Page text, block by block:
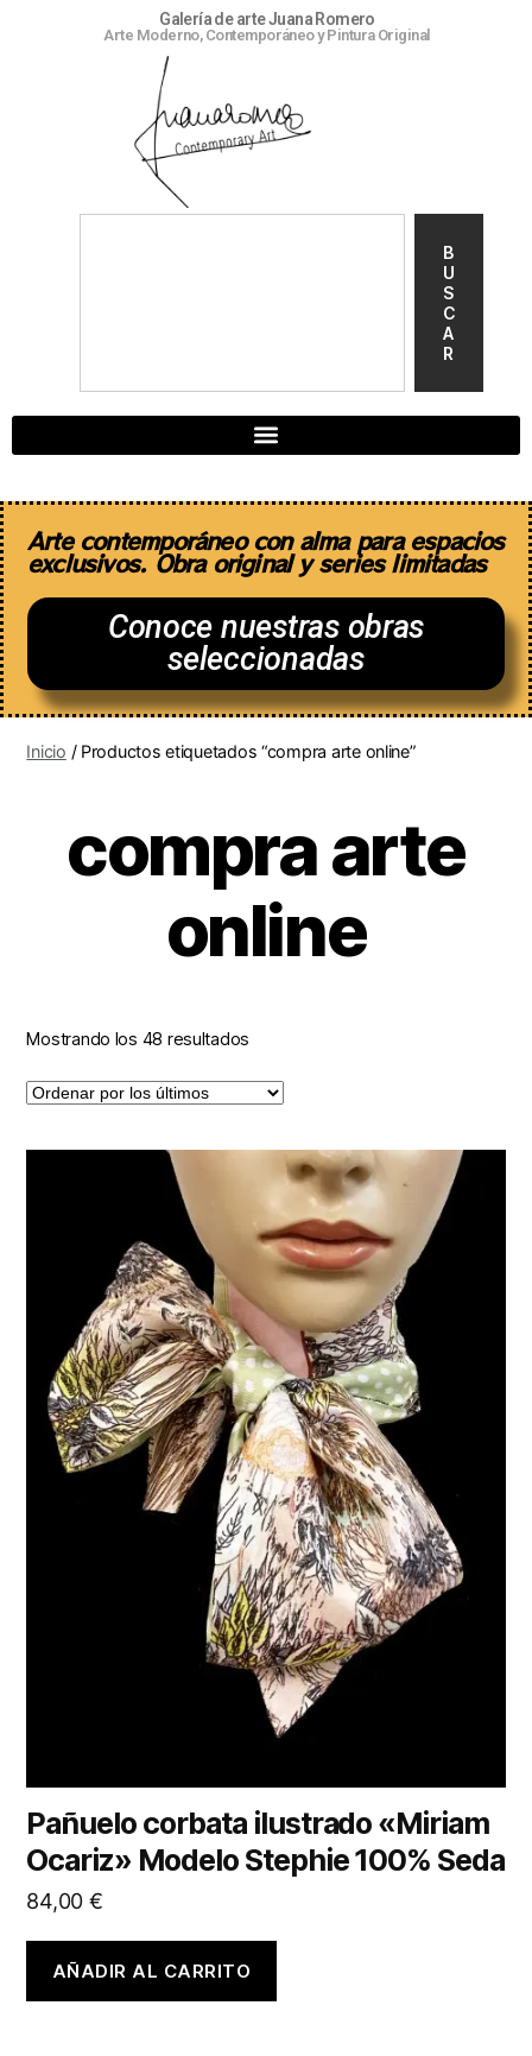
Galería de arte Juana Romero
Arte Moderno, Contemporáneo y Pintura Original
B
U
S
C
A
R
Arte contemporáneo con alma para espacios
exclusivos. Obra original y series limitadas
Conoce nuestras obras
seleccionadas
Inicio / Productos etiquetados “compra arte online”
compra arte
online
Mostrando los 48 resultados
Pañuelo corbata ilustrado «Miriam
Ocariz» Modelo Stephie 100% Seda
84,00 €
AÑADIR AL CARRITO